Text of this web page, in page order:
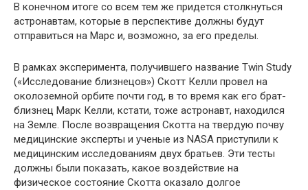
В конечном итоге со всем тем же придется столкнуться
астронавтам, которые в перспективе должны будут
отправиться на Марс и, возможно, за его пределы.
В рамках эксперимента, получившего название Twin Study
(«Исследование близнецов») Скотт Келли провел на
околоземной орбите почти год, в то время как его брат-
близнец Марк Келли, кстати, тоже астронавт, находился
на Земле. После возвращения Скотта на твердую почву
медицинские эксперты и ученые из NASA приступили к
медицинским исследованиям двух братьев. Эти тесты
должны были показать, какое воздействие на
физическое состояние Скотта оказало долгое